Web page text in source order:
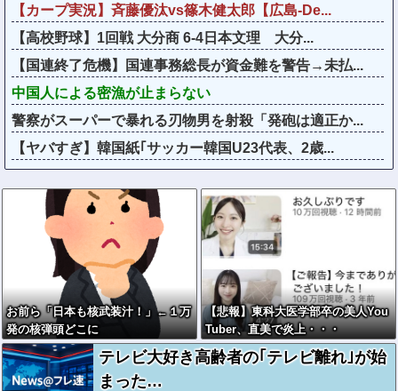
【カープ実況】斉藤優汰vs篠木健太郎【広島-De...
【高校野球】1回戦 大分商 6-4日本文理 大分...
【国連終了危機】国連事務総長が資金難を警告→未払...
中国人による密漁が止まらない
警察がスーパーで暴れる刃物男を射殺「発砲は適正か...
【ヤバすぎ】韓国紙｢サッカー韓国U23代表、2歳...
お前ら「日本も核武装汁！」←１万
発の核弾頭どこに
【悲報】東科大医学部卒の美人You
Tuber、直美で炎上・・・
テレビ大好き高齢者の｢テレビ離れ｣が始
まった…